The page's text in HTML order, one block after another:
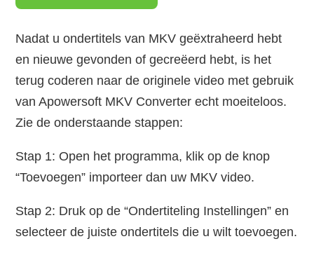
Nadat u ondertitels van MKV geëxtraheerd hebt
en nieuwe gevonden of gecreëerd hebt, is het
terug coderen naar de originele video met gebruik
van Apowersoft MKV Converter echt moeiteloos.
Zie de onderstaande stappen:
Stap 1: Open het programma, klik op de knop
“Toevoegen” importeer dan uw MKV video.
Stap 2: Druk op de “Ondertiteling Instellingen” en
selecteer de juiste ondertitels die u wilt toevoegen.